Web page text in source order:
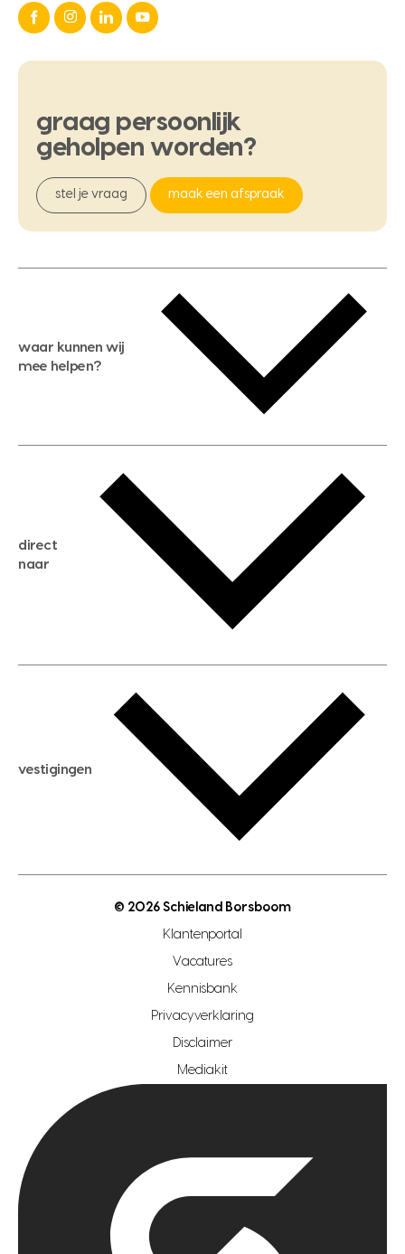
graag persoonlijk
geholpen worden?
stel je vraag maak een afspraak
waar kunnen wij
mee helpen?
gratis zoekservice
huis verkopen
huis kopen
aankoopadvies
verkoopadvies
hypotheekadvies
direct
naar
hypotheek berekenen
maximale hypotheek berekenen
hypotheek bespaarcheck
gratis zoekprofiel aanmaken
open woningwaarde dag
vestigingen
makelaar regio zoetermeer
hypotheekshop regio den haag
hypotheekshop regio rotterdam
© 2026 Schieland Borsboom
Klantenportal
Vacatures
Kennisbank
Privacyverklaring
Disclaimer
Mediakit